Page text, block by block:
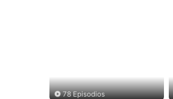
78 Episodios